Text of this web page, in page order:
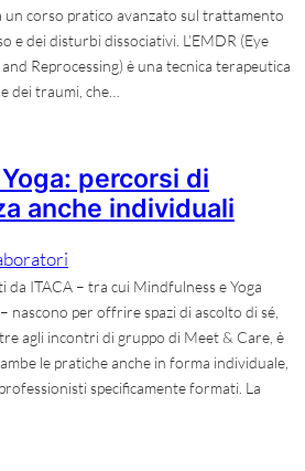
un corso pratico avanzato sul trattamento
e dei disturbi dissociativi. L’EMDR (Eye
Reprocessing) è una tecnica terapeutica
dei traumi, che…
percorsi di
anche individuali
da ITACA – tra cui Mindfulness e Yoga
nascono per offrire spazi di ascolto di sé,
agli incontri di gruppo di Meet & Care, è
le pratiche anche in forma individuale,
specificamente formati. La